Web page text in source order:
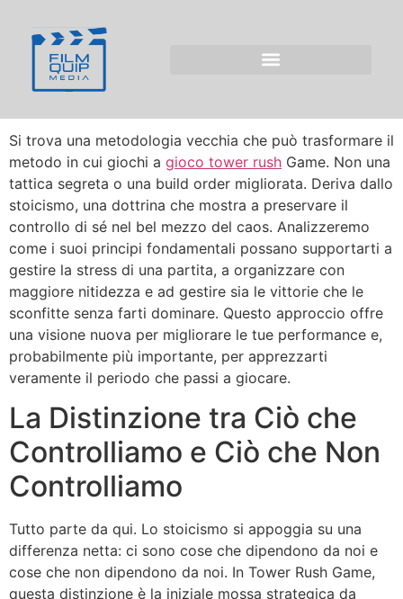
Applicata a Tower
Rush Game
Si trova una metodologia vecchia che può trasformare il
metodo in cui giochi a gioco tower rush Game. Non una
tattica segreta o una build order migliorata. Deriva dallo
stoicismo, una dottrina che mostra a preservare il
controllo di sé nel bel mezzo del caos. Analizzeremo
come i suoi principi fondamentali possano supportarti a
gestire la stress di una partita, a organizzare con
maggiore nitidezza e ad gestire sia le vittorie che le
sconfitte senza farti dominare. Questo approccio offre
una visione nuova per migliorare le tue performance e,
probabilmente più importante, per apprezzarti
veramente il periodo che passi a giocare.
La Distinzione tra Ciò che
Controlliamo e Ciò che Non
Controlliamo
Tutto parte da qui. Lo stoicismo si appoggia su una
differenza netta: ci sono cose che dipendono da noi e
cose che non dipendono da noi. In Tower Rush Game,
questa distinzione è la iniziale mossa strategica da